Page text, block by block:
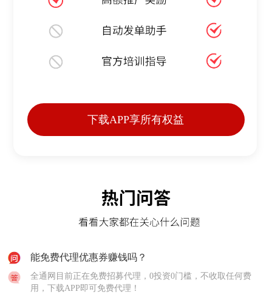
下载APP享所有权益
能免费代理优惠券赚钱吗？
全通网目前正在免费招募代理，0投资0门槛，不收取任何费
用，下载APP即可免费代理！